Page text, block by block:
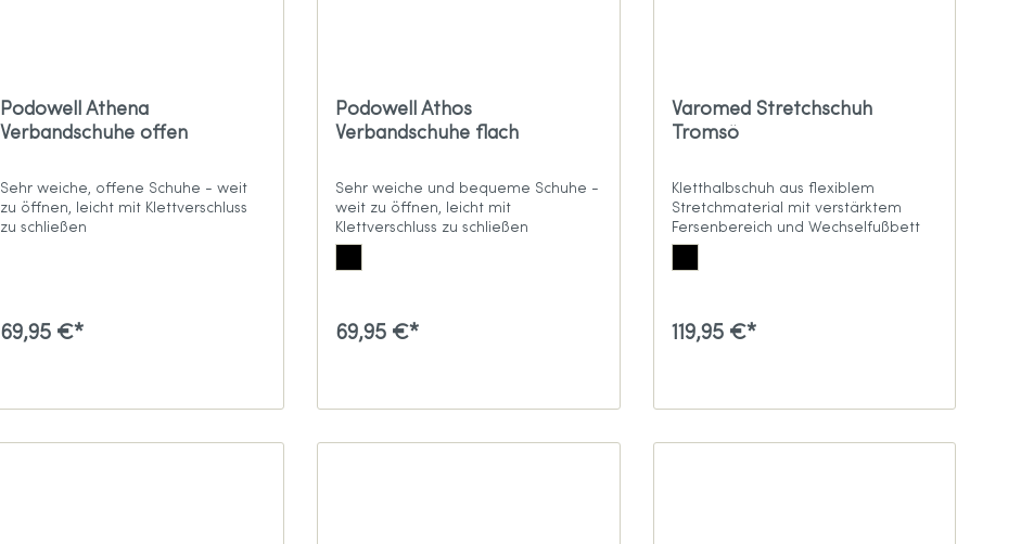
Podowell Athena
Verbandschuhe offen
Sehr weiche, offene Schuhe - weit
zu öffnen, leicht mit Klettverschluss
zu schließen
69,95 €*
Podowell Athos
Verbandschuhe flach
Sehr weiche und bequeme Schuhe -
weit zu öffnen, leicht mit
Klettverschluss zu schließen
69,95 €*
Varomed Stretchschuh
Tromsö
Kletthalbschuh aus flexiblem
Stretchmaterial mit verstärktem
Fersenbereich und Wechselfußbett
119,95 €*